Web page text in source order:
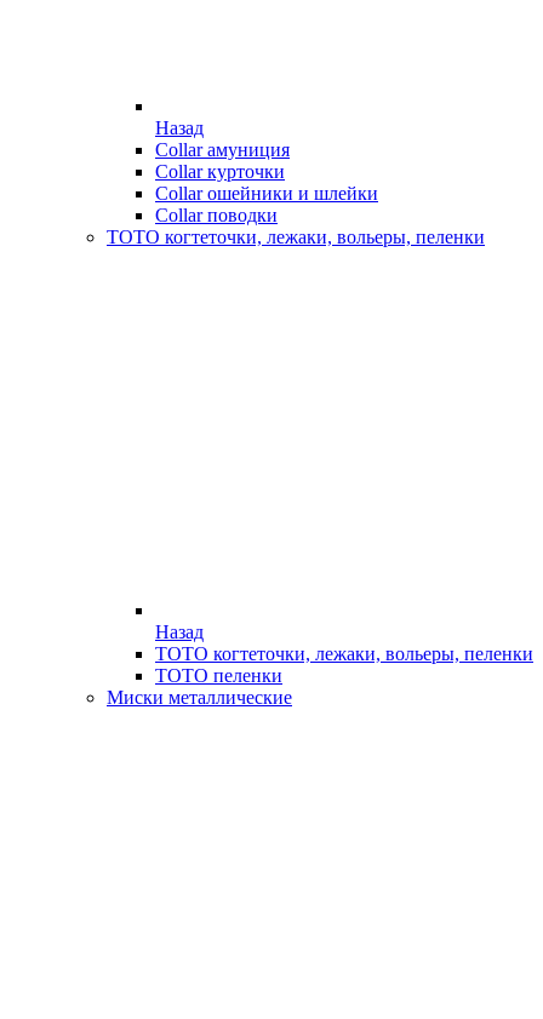
Назад
Collar амуниция
Collar курточки
Collar ошейники и шлейки
Collar поводки
ТОТО когтеточки, лежаки, вольеры, пеленки
Назад
ТОТО когтеточки, лежаки, вольеры, пеленки
ТОТО пеленки
Миски металлические